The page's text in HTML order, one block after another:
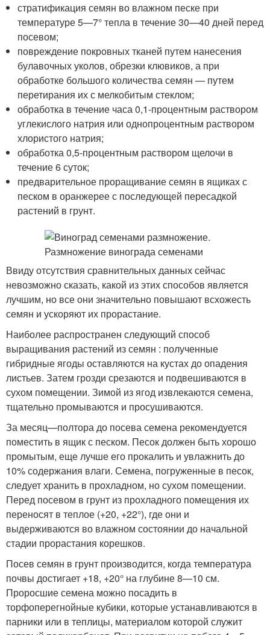
стратификация семян во влажном песке при
температуре 5—7° тепла в течение 30—40 дней перед
посевом;
повреждение покровных тканей путем нанесения
булавочных уколов, обрезки клювиков, а при
обработке большого количества семян — путем
перетирания их с мелкобитым стеклом;
обработка в течение часа 0,1-процентным раствором
углекислого натрия или однопроцентным раствором
хлористого натрия;
обработка 0,5-процентным раствором щелочи в
течение 6 суток;
предварительное проращивание семян в ящиках с
песком в оранжерее с последующей пересадкой
растений в грунт.
Ввиду отсутствия сравнительных данных сейчас
невозможно сказать, какой из этих способов является
лучшим, но все они значительно повышают всхожесть
семян и ускоряют их прорастание.
Наиболее распространен следующий способ
выращивания растений из семян : полученные
гибридные ягоды оставляются на кустах до опадения
листьев. Затем грозди срезаются и подвешиваются в
сухом помещении. Зимой из ягод извлекаются семена,
тщательно промываются и просушиваются.
За месяц—полтора до посева семена рекомендуется
поместить в ящик с песком. Песок должен быть хорошо
промытым, еще лучше его прокалить и увлажнить до
10% содержания влаги. Семена, погруженные в песок,
следует хранить в прохладном, но сухом помещении.
Перед посевом в грунт из прохладного помещения их
переносят в теплое (+20, +22°), где они и
выдерживаются во влажном состоянии до начальной
стадии прорастания корешков.
Посев семян в грунт производится, когда температура
почвы достигает +18, +20° на глубине 8—10 см.
Проросшие семена можно посадить в
торфоперегнойные кубики, которые устанавливаются в
парники или в теплицы, материалом которой служит